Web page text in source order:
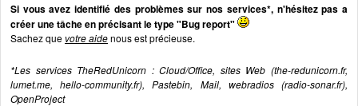
Si vous avez identifié des problèmes sur nos services*, n'hésitez pas a
créer une tâche en précisant le type "Bug report"
Sachez que votre aidenous est précieuse.
*Les services TheRedUnicorn : Cloud/Office, sites Web (the-redunicorn.fr,
lumet.me, hello-community.fr), Pastebin, Mail, webradios (radio-sonar.fr),
OpenProject